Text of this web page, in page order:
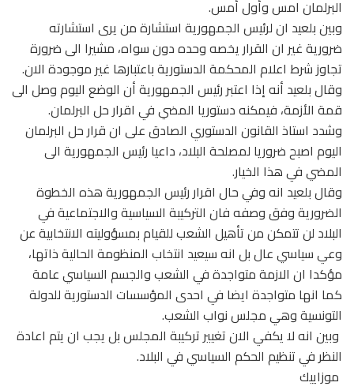
البرلمان امس وأول أمس.
وبين بلعيد ان لرئيس الجمهورية استشارة من يرى استشارته
ضرورية غير ان القرار يخصه وحده دون سواه، مشيرا الى ضرورة
تجاوز شرط اعلام المحكمة الدستورية باعتبارها غير موجودة الان.
وقال بلعيد أنه إذا اعتبر رئيس الجمهورية أن الوضع اليوم وصل الى
قمة الأزمة، فيمكنه دستوريا المضي في اقرار حل البرلمان.
وشدد استاذ القانون الدستوري الصادق على ان قرار حل البرلمان
اليوم اصبح ضروريا لمصلحة البلاد، داعيا رئيس الجمهورية الى
المضي في هذا الخيار.
وقال بلعيد انه وفي حال اقرار رئيس الجمهورية هذه الخطوة
الضرورية وفق وصفه فان التركيبة السياسية والاجتماعية في
البلاد لن تتمكن من تأهيل الشعب للقيام بمسؤوليته الانتخابية عن
وعي سياسي عال بل انه سيعيد انتخاب المنظومة الحالية ذاتها،
مؤكدا ان الازمة متواجدة في الشعب والجسم السياسي عامة
كما انها متواجدة ايضا في احدى المؤسسات الدستورية للدولة
التونسية وهي مجلس نواب الشعب.
وبين انه لا يكفي الان تغيير تركيبة المجلس بل يجب ان يتم اعادة
النظر في تنظيم الحكم السياسي في البلاد.
موزاييك